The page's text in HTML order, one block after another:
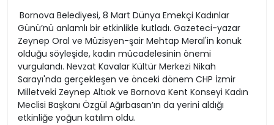
Bornova Belediyesi, 8 Mart Dünya Emekçi Kadınlar
Günü’nü anlamlı bir etkinlikle kutladı. Gazeteci-yazar
Zeynep Oral ve Müzisyen-şair Mehtap Meral'in konuk
olduğu söyleşide, kadın mücadelesinin önemi
vurgulandı. Nevzat Kavalar Kültür Merkezi Nikah
Sarayı'nda gerçekleşen ve önceki dönem CHP İzmir
Milletveki Zeynep Altıok ve Bornova Kent Konseyi Kadın
Meclisi Başkanı Özgül Ağırbasan’ın da yerini aldığı
etkinliğe yoğun katılım oldu.